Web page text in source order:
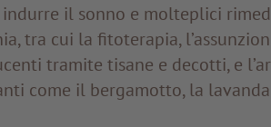
il sonno e molteplici
tra cui la fitoterapia,
tramite tisane e decotti, e
come il bergamotto, la